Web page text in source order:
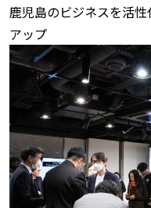
鹿児島のビジネスを活
アップ